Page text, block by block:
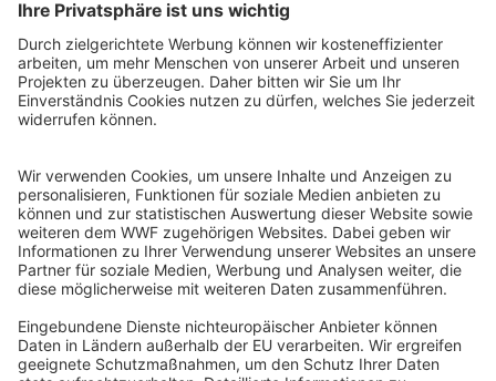
WWF Deutschland
Reinhardtstr. 18
10117 Berlin
Ihre Spende kann steuerlich geltend gemacht werden
Registriert als Stiftung WWF Deutschland, Senatsverwaltung für
Justiz Berlin, Az: 3416/976/2
Umsatzsteuer-Identifikationsnummer: DE 114236103
Freistellungsbescheid: Als gemeinnützige Körperschaft befreit
von der Körperschaftssteuer gem. §5 I 9 KStg. unter der